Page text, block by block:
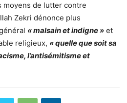
moyens de lutter contre
Zekri dénonce plus
« malsain et indigne » et
religieux, « quelle que soit sa
l’antisémitisme et